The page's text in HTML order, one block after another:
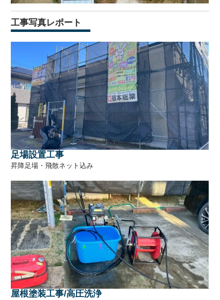
工事写真レポート
足場設置工事
昇降足場・飛散ネット込み
屋根塗装工事/高圧洗浄